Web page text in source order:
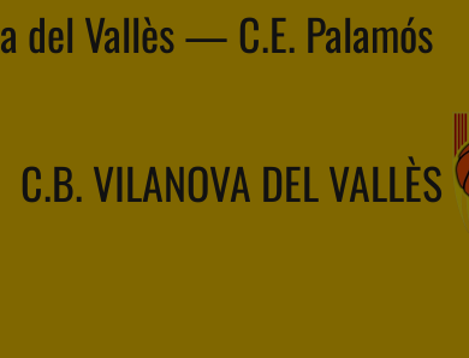
del Vallès — C.E. Palamós
C.B. VILANOVA DEL VALLÈS